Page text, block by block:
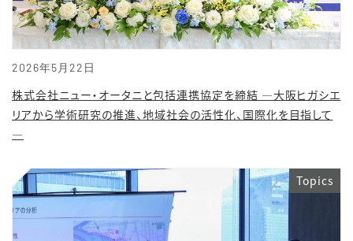
2026年5月22日
株式会社ニュー・オータニと包括連携協定を締結 ―大阪ヒガシエ
リアから学術研究の推進、地域社会の活性化、国際化を目指して
―
Topics